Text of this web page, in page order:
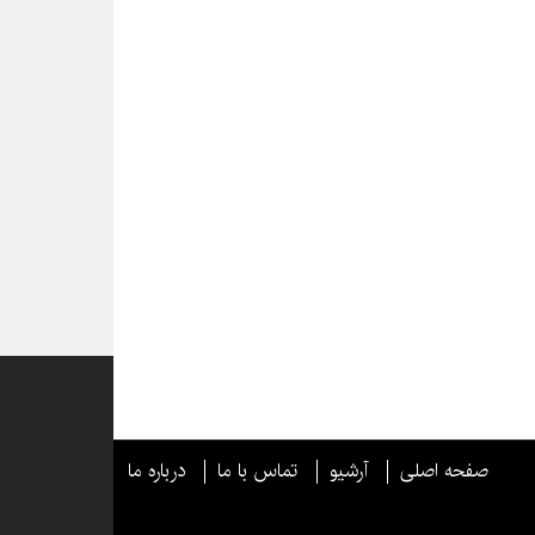
صفحه اصلی آرشیو تماس با ما درباره ما